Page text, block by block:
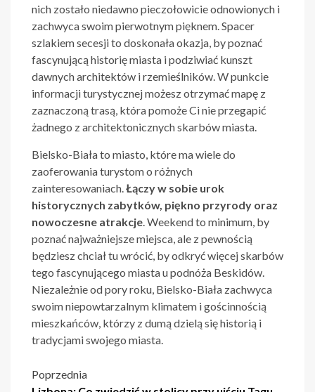
nich zostało niedawno pieczołowicie odnowionych i
zachwyca swoim pierwotnym pięknem. Spacer
szlakiem secesji to doskonała okazja, by poznać
fascynującą historię miasta i podziwiać kunszt
dawnych architektów i rzemieślników. W punkcie
informacji turystycznej możesz otrzymać mapę z
zaznaczoną trasą, która pomoże Ci nie przegapić
żadnego z architektonicznych skarbów miasta.
Bielsko-Biała to miasto, które ma wiele do
zaoferowania turystom o różnych
zainteresowaniach.Łączy w sobie urok
historycznych zabytków, piękno przyrody oraz
nowoczesne atrakcje. Weekend to minimum, by
poznać najważniejsze miejsca, ale z pewnością
będziesz chciał tu wrócić, by odkryć więcej skarbów
tego fascynującego miasta u podnóża Beskidów.
Niezależnie od pory roku, Bielsko-Biała zachwyca
swoim niepowtarzalnym klimatem i gościnnością
mieszkańców, którzy z dumą dzielą się historią i
tradycjami swojego miasta.
Nawigacja
Poprzednia